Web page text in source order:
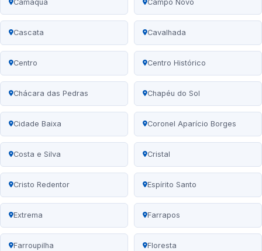
Camaquã Campo Novo
Cascata Cavalhada
Centro Centro Histórico
Chácara das Pedras Chapéu do Sol
Cidade Baixa Coronel Aparício Borges
Costa e Silva Cristal
Cristo Redentor Espírito Santo
Extrema Farrapos
Farroupilha Floresta